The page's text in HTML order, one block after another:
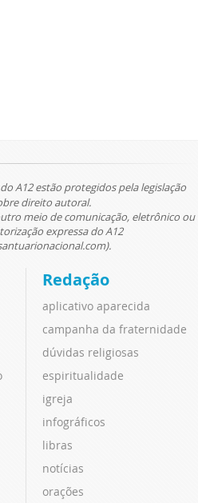
A12 estão protegidos pela legislação
direito autoral.
meio de comunicação, eletrônico ou
expressa do A12
Redação
aplicativo aparecida
campanha da fraternidade
dúvidas religiosas
espiritualidade
igreja
infográficos
libras
notícias
orações